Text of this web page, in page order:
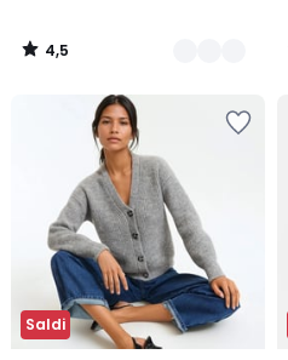
17,99
€
sconto
applicato.
4,5
/
Saldi